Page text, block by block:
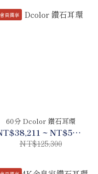
會員獨享
60分 Dcolor 鑽石耳環
NT$38,211 ~ NT$58,891
NT$125,300